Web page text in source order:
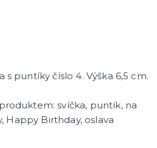
s puntíky číslo 4. Výška 6,5 cm.
svíčka, puntík, na
Happy Birthday, oslava